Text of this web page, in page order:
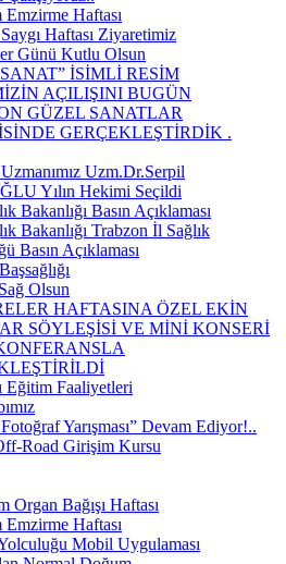
Haftası
Haftası Ziyaretimiz
Günü Kutlu Olsun
İSİMLİ RESİM
AÇILIŞINI BUGÜN
GÜZEL SANATLAR
GERÇEKLEŞTİRDİK ​.
Uzm.Dr.Serpil
Yılın Hekimi Seçildi
Bakanlığı Basın Açıklaması
Bakanlığı Trabzon İl Sağlık
Basın Açıklaması
Olsun
HAFTASINA ÖZEL EKİN
SÖYLEŞİSİ VE MİNİ KONSERİ
Eğitim Faaliyetleri
Yarışması” Devam Ediyor!..
Road Girişim Kursu
Organ Bağışı Haftası
Haftası
Mobil Uygulaması